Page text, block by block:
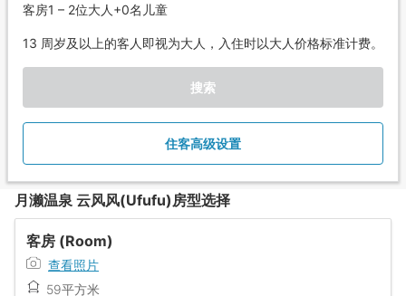
客房1 – 2位大人+0名儿童
13 周岁及以上的客人即视为大人，入住时以大人价格标准计费。
搜索
住客高级设置
月濑温泉 云风风(Ufufu)房型选择
客房 (Room)
查看照片
59平方米